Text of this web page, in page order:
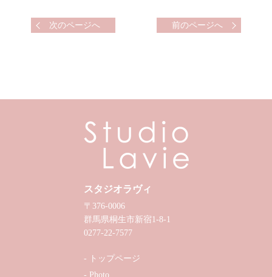
次のページへ 前のページへ
スタジオラヴィ
〒376-0006
群馬県桐生市新宿1-8-1
0277-22-7577
トップページ
Photo